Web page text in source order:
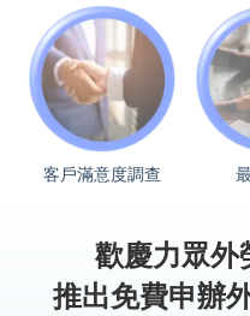
客戶滿意度調查
歡慶力眾外
推出免費申辦